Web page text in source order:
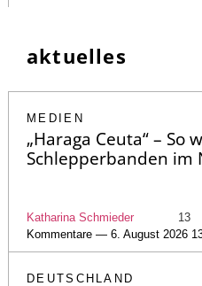
aktuelles
MEDIEN
„Haraga Ceuta“ – So
Schlepperbanden im
Katharina Schmieder
13
Kommentare — 6. August 2026
DEUTSCHLAND